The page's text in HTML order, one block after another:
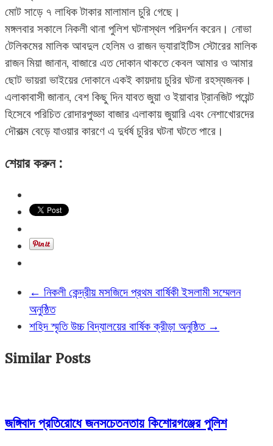
মোট সাড়ে ৭ লাধিক টাকার মালামাল চুরি গেছে।
মঙ্গলবার সকালে নিকলী থানা পুলিশ ঘটনাস্থল পরিদর্শন করেন। নোভা
টেলিকমের মালিক আবদুল হেলিম ও রাজন ভ্যারাইটিস স্টোরের মালিক
রাজন মিয়া জানান, বাজারে এত দোকান থাকতে কেবল আমার ও আমার
ছোট ভায়রা ভাইয়ের দোকানে একই কায়দায় চুরির ঘটনা রহস্যজনক।
এলাকাবাসী জানান, বেশ কিছু দিন যাবত জুয়া ও ইয়াবার ট্রানজিট পয়েন্ট
হিসেবে পরিচিত রোদারপুড্ডা বাজার এলাকায় জুয়ারি এবং নেশাখোরদের
দৌরাত্ম বেড়ে যাওয়ার কারণে এ দুর্ধর্ষ চুরির ঘটনা ঘটতে পারে।
শেয়ার করুন :
← নিকলী কেন্দ্রীয় মসজিদে প্রথম বার্ষিকী ইসলামী সম্মেলন
অনুষ্ঠিত
শহিদ স্মৃতি উচ্চ বিদ্যালয়ের বার্ষিক ক্রীড়া অনুষ্ঠিত →
Similar Posts
জঙ্গিবাদ প্রতিরোধে জনসচেতনতায় কিশোরগঞ্জের পুলিশ